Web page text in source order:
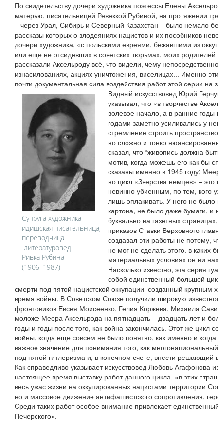
По свидетельству дочери художника поэтессы Елены
матерью, писательницей Ревеккой Рубиной, на протяжении
– через Урал, Сибирь и Северный Казахстан – было немало
рассказы которых о злодеяниях нацистов и их пособников
дочери художника, «с польскими евреями, бежавшими из
или еще не отсидевших в советских тюрьмах, моих
рассказали Аксельроду всё, что видели, чему
изнасилованиях, акциях уничтожения, виселицах... Именно
почти документальная сила воздействия работ этой серии на
Супруга художника
идишская писательница,
переводчица
литературовед
Ривка Рубина
(1906–1987)
Видный искусствовед Юрий
указывал, что «в творчестве
волевое начало, а в ранние годы
годами заметно усиливались у
стремление строить
но сложно и тонко
сказал, что “живопись должна
мотив, когда можешь его как бы
сказаны именно в 1945 году;
но цикл «Зверства немцев» –
невинно убиенным, по тем, кого
лишь оплакивать. У него не было
картона, не было даже бумаги, и
буквально на газетных
приказов Ставки Верховного
создавал эти работы не потому,
не мог не сделать этого, в каких
материальных условиях он ни
Насколько известно, эта серия
собой единственный большой
смерти под пятой нацистской оккупации, созданный крупным
время войны. В Советском Союзе получили широкую
фронтовиков Евсея Моисеенко, Гелия Коржева, Михаила
моложе Меера Аксельрода на пятнадцать – двадцать лет и
годы и годы после того, как война закончилась. Этот же цикл
войны, когда еще совсем не было понятно, как именно и
важное значение для понимания того, как
под пятой гитлеризма и, в конечном счете, внести решающий
Как справедливо указывает искусствовед Любовь Агафонова
настоящее время выставку работ данного цикла, «в этих
весь ужас жизни на оккупированных нацистами территории
но и массовое движение антифашистского сопротивления,
Среди таких работ особое внимание привлекает
Печерского».